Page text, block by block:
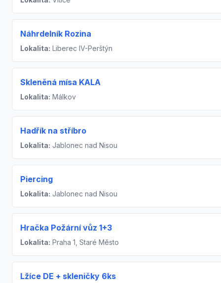
Náhrdelník Rozina
Lokalita: Liberec IV-Perštýn
Skleněná mísa KALA
Lokalita: Málkov
Hadřík na stříbro
Lokalita: Jablonec nad Nisou
Piercing
Lokalita: Jablonec nad Nisou
Hračka Požární vůz 1+3
Lokalita: Praha 1, Staré Město
Lžíce DE + skleničky 6ks